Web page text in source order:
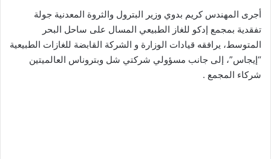
ي
ا
أجرى المهندس كريم بدوي وزير البترول والثروة المعدنية جولة
تفقدية بمجمع إدكو للغاز الطبيعي المسال على ساحل البحر
المتوسط، يرافقه قيادات الوزارة و الشركة القابضة للغازات الطبيعية
“إيجاس”، إلى جانب مسؤولي شركتي شل وبتروناس العالميتين
شركاء المجمع .